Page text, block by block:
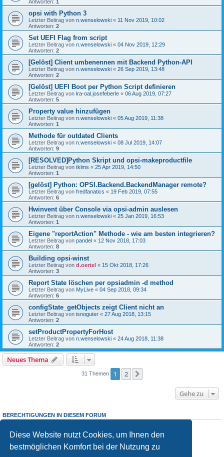
Diese Website nutzt Cookies, um Ihnen den
bestmöglichen Komfort bei der Nutzung zu
Antworten: 1
opsi with Python 3
Letzter Beitrag von n.wenselowski « 11 Nov 2019, 10:02
Antworten: 2
Set UEFI Flag from script
Letzter Beitrag von n.wenselowski « 04 Nov 2019, 12:29
Antworten: 2
[Gelöst] Client umbenennen mit Backend Python-API
Letzter Beitrag von n.wenselowski « 26 Sep 2019, 13:48
Antworten: 2
[Gelöst] UEFI Boot per Python Script definieren
Letzter Beitrag von lra-oal.josefeberle « 06 Aug 2019, 07:27
Antworten: 5
Property value hinzufügen
Letzter Beitrag von n.wenselowski « 05 Aug 2019, 11:38
Antworten: 1
Methode für outdated Clients
Letzter Beitrag von n.wenselowski « 08 Jul 2019, 14:07
Antworten: 9
[RESOLVED]Python Skript und opsi-makeproductfile
Letzter Beitrag von tklms « 25 Apr 2019, 14:50
Antworten: 1
[gelöst] Python: OPSI.Backend.BackendManager remote?
Letzter Beitrag von fredfanatics « 19 Feb 2019, 07:55
Antworten: 6
Hwinvent über Console via opsi-admin auslesen
Letzter Beitrag von n.wenselowski « 25 Jan 2019, 16:53
Antworten: 1
Eigene "reportAction" Methode - wie am besten integrieren?
Letzter Beitrag von pandel « 12 Nov 2018, 17:03
Antworten: 8
Building opsi-winst
Letzter Beitrag von d.oertel « 15 Okt 2018, 17:26
Antworten: 3
Report State löschen per opsiadmin -d method
Letzter Beitrag von MyLive « 04 Sep 2018, 09:34
Antworten: 6
configState_getObjects zeigt Client nicht an
Letzter Beitrag von isnoguter « 27 Aug 2018, 13:15
Antworten: 2
setProductPropertyForHost
Letzter Beitrag von n.wenselowski « 24 Aug 2018, 11:38
Antworten: 2
Neues Thema
31 Themen 1 2
Gehe zu
BERECHTIGUNGEN IN DIESEM FORUM
Sie dürfen
keine
Antworten zu Themen in diesem Forum erstellen.
Sie dürfen Ihre Beiträge in diesem Forumnicht ändern.
Sie dürfen Ihre Beiträge in diesem Forumnichtlöschen.
keine